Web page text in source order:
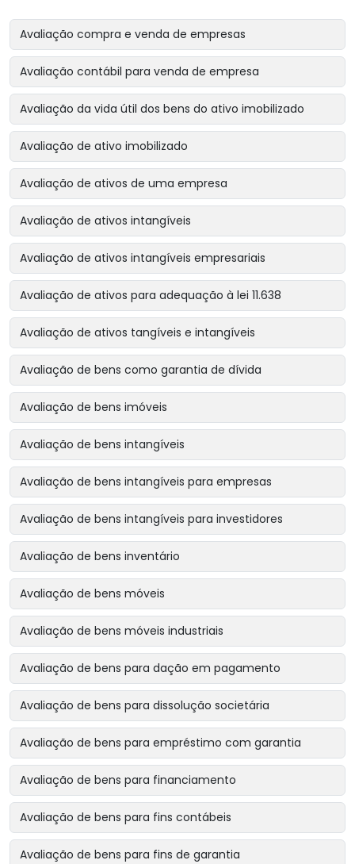
Avaliação compra e venda de empresas
Avaliação contábil para venda de empresa
Avaliação da vida útil dos bens do ativo imobilizado
Avaliação de ativo imobilizado
Avaliação de ativos de uma empresa
Avaliação de ativos intangíveis
Avaliação de ativos intangíveis empresariais
Avaliação de ativos para adequação à lei 11.638
Avaliação de ativos tangíveis e intangíveis
Avaliação de bens como garantia de dívida
Avaliação de bens imóveis
Avaliação de bens intangíveis
Avaliação de bens intangíveis para empresas
Avaliação de bens intangíveis para investidores
Avaliação de bens inventário
Avaliação de bens móveis
Avaliação de bens móveis industriais
Avaliação de bens para dação em pagamento
Avaliação de bens para dissolução societária
Avaliação de bens para empréstimo com garantia
Avaliação de bens para financiamento
Avaliação de bens para fins contábeis
Avaliação de bens para fins de garantia